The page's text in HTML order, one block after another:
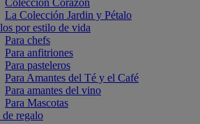
Colección Corazón
La Colección Jardin y Pétalo
por estilo de vida
Para chefs
Para anfitriones
Para pasteleros
Para Amantes del Té y el Café
Para amantes del vino
Para Mascotas
de regalo